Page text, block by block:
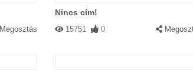
Megosztás
Nincs cím!
15751 0